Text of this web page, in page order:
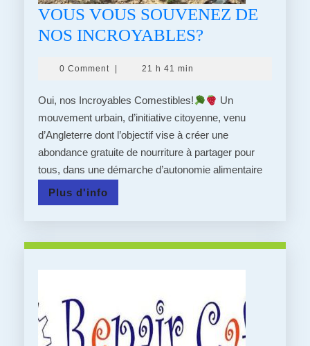
VOUS VOUS SOUVENEZ DE
NOS INCROYABLES?
DE
NOS
0 Comment 21 h 41 min
Oui, nos Incroyables Comestibles!
Un
mouvement urbain, d’initiative citoyenne, venu
d’Angleterre dont l’objectif vise à créer une
abondance gratuite de nourriture à partager pour
tous, dans une démarche d’autonomie alimentaire
Plus d'info
d'info